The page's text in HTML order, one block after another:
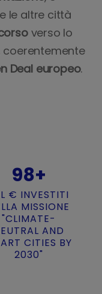
le altre città
verso lo
coerentemente
Deal europeo.
98+
€ INVESTITI
MISSIONE
"CLIMATE-
AND
CITIES BY
2030"